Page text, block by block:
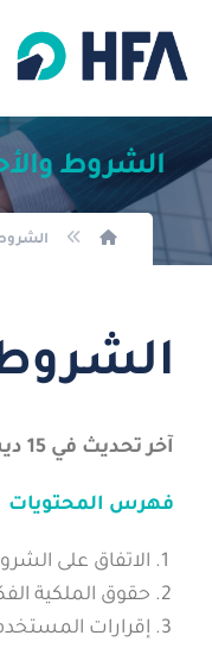
الشروط
آخر تحديث في 15 ديسمبر 2022
فهرس المحتويات
الاتفاق على
حقوق الملكية
إقرارات